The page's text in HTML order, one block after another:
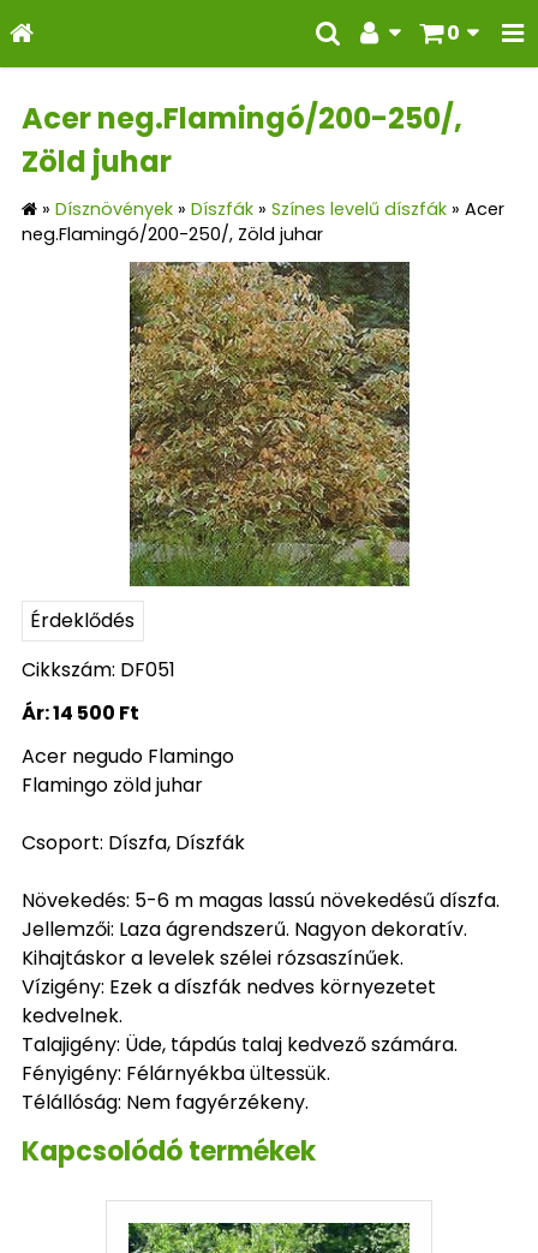
0
Acer neg.Flamingó/200-250/,
Zöld juhar
» Dísznövények » Díszfák » Színes levelű díszfák » Acer
neg.Flamingó/200-250/, Zöld juhar
Érdeklődés
Cikkszám: DF051
Ár:14 500 Ft
Acer negudo Flamingo
Flamingo zöld juhar
Csoport: Díszfa, Díszfák
Növekedés: 5-6 m magas lassú növekedésű díszfa.
Jellemzői: Laza ágrendszerű. Nagyon dekoratív.
Kihajtáskor a levelek szélei rózsaszínűek.
Vízigény: Ezek a díszfák nedves környezetet
kedvelnek.
Talajigény: Üde, tápdús talaj kedvező számára.
Fényigény: Félárnyékba ültessük.
Télállóság: Nem fagyérzékeny.
Kapcsolódó termékek